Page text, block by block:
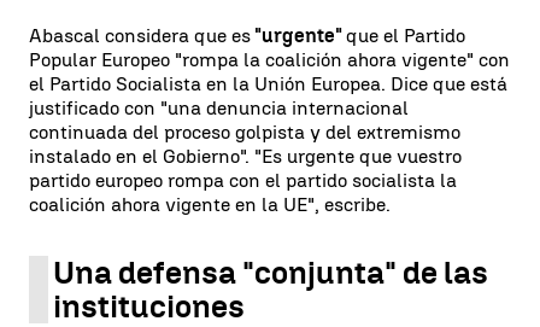
Abascal considera que es "urgente"que el Partido
Popular Europeo "rompa la coalición ahora vigente" con
el Partido Socialista en la Unión Europea. Dice que está
justificado con "una denuncia internacional
continuada del proceso golpista y del extremismo
instalado en el Gobierno". "Es urgente que vuestro
partido europeo rompa con el partido socialista la
coalición ahora vigente en la UE", escribe.
Una defensa "conjunta" de las
instituciones